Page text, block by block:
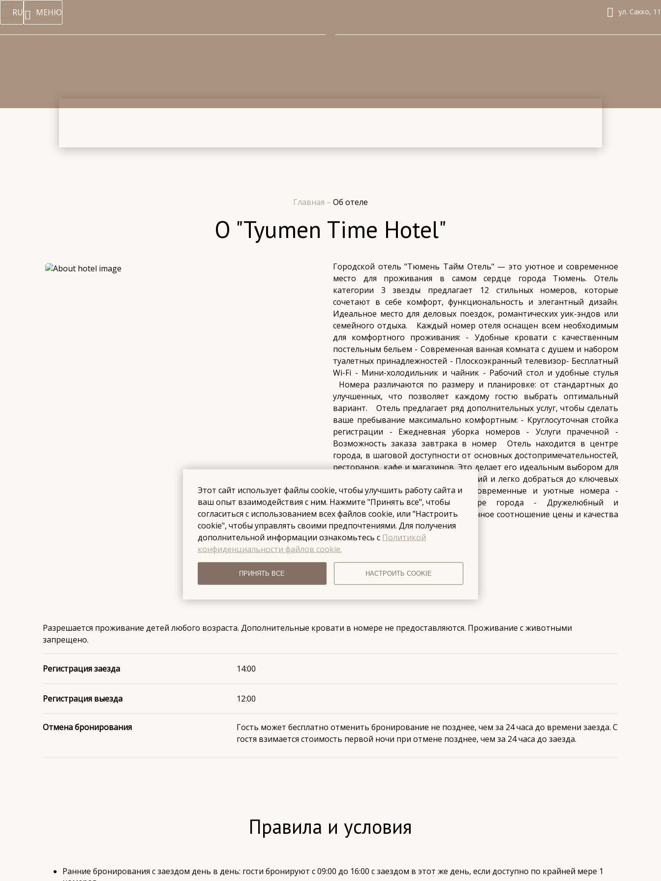
Этот сайт использует файлы cookie, чтобы улучшить работу сайта и
ваш опыт взаимодействия с ним. Нажмите "Принять все", чтобы
согласиться с использованием всех файлов cookie, или "Настроить
cookie", чтобы управлять своими предпочтениями. Для получения
дополнительной информации ознакомьтесь с Политикой
конфиденциальности файлов cookie.
ПРИНЯТЬ ВСЕ НАСТРОИТЬ COOKIE
RU МЕНЮ ул. Сакко, 11
Главная – Об отеле
О "Tyumen Time Hotel"
Городской отель "Тюмень Тайм Отель" — это уютное и современное
место для проживания в самом сердце города Тюмень. Отель
категории 3 звезды предлагает 12 стильных номеров, которые
сочетают в себе комфорт, функциональность и элегантный дизайн.
Идеальное место для деловых поездок, романтических уик-эндов или
семейного отдыха. ⠀Каждый номер отеля оснащен всем необходимым
для комфортного проживания: - Удобные кровати с качественным
постельным бельем - Современная ванная комната с душем и набором
туалетных принадлежностей - Плоскоэкранный телевизор- Бесплатный
Wi-Fi - Мини-холодильник и чайник - Рабочий стол и удобные стулья
⠀Номера различаются по размеру и планировке: от стандартных до
улучшенных, что позволяет каждому гостю выбрать оптимальный
вариант. ⠀Отель предлагает ряд дополнительных услуг, чтобы сделать
ваше пребывание максимально комфортным: - Круглосуточная стойка
регистрации - Ежедневная уборка номеров - Услуги прачечной -
Возможность заказа завтрака в номер ⠀Отель находится в центре
города, в шаговой доступности от основных достопримечательностей,
ресторанов, кафе и магазинов. Это делает его идеальным выбором для
тех, кто хочет быть в центре событий и легко добраться до ключевых
мест. ⠀Почему выбирают нас?- Современные и уютные номера -
Удобное расположение в центре города - Дружелюбный и
профессиональный персонал - Отличное соотношение цены и качества
- Собственная охраняемая парковка
Условия проживания
Разрешается проживание детей любого возраста. Дополнительные кровати в номере не предоставляются. Проживание с животными
запрещено.
Регистрация заезда 14:00
Регистрация выезда 12:00
Отмена бронирования
Гость может бесплатно отменить бронирование не позднее, чем за 24 часа до времени заезда. С
гостя взимается стоимость первой ночи при отмене позднее, чем за 24 часа до заезда.
Правила и условия
Ранние бронирования с заездом день в день: гости бронируют с 09:00 до 16:00 с заездом в этот же день, если доступно по крайней мере 1